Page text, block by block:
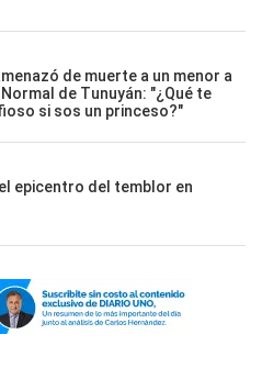
de muerte a un menor a
de Tunuyán: "¿Qué te
si sos un princeso?"
epicentro del temblor en